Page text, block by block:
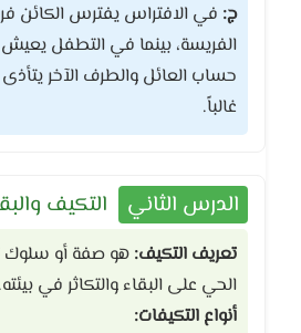
ج: في الافتراس يفترس الكائن
الفريسة، بينما في التطفل
حساب العائل والطرف الآخر
غالباً.
الدرس الثاني التكيف والبقاء
تعريف التكيف:هو صفة أو سلوك
الحي على البقاء والتكاثر في بيئته.
أنواع التكيفات: